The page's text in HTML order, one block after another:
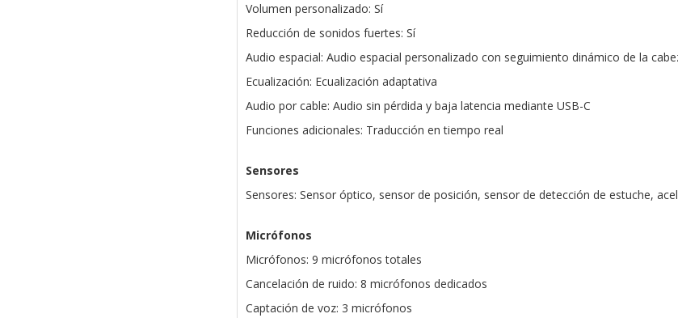
Volumen personalizado: Sí
Reducción de sonidos fuertes: Sí
Audio espacial: Audio espacial personalizado con seguimiento dinámico de la
Ecualización: Ecualización adaptativa
Audio por cable: Audio sin pérdida y baja latencia mediante USB-C
Funciones adicionales: Traducción en tiempo real
Sensores
Sensores: Sensor óptico, sensor de posición, sensor de detección de estuche,
Micrófonos
Micrófonos: 9 micrófonos totales
Cancelación de ruido: 8 micrófonos dedicados
Captación de voz: 3 micrófonos